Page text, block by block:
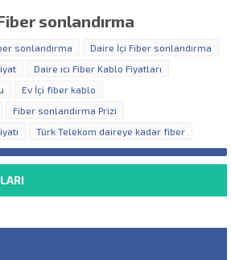
sonlandırma
sonlandırma
Daire İçi Fiber sonlandırma
Daire ıcı Fiber Kablo Fiyatları
Ev İçi fiber kablo
Fiber sonlandırma Prizi
Türk Telekom daireye kadar fiber